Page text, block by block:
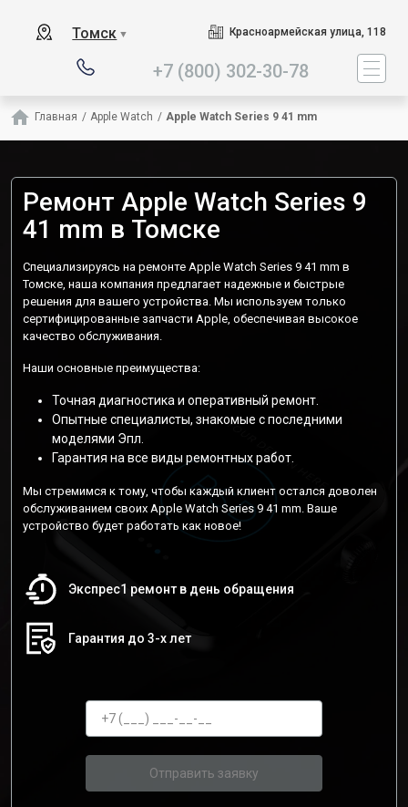
Томск ▼ Красноармейская улица, 118
+7 (800) 302-30-78
Главная / Apple Watch / Apple Watch Series 9 41 mm
Ремонт Apple Watch Series 9
41 mm в Томске
Специализируясь на ремонте Apple Watch Series 9 41 mm в
Томске, наша компания предлагает надежные и быстрые
решения для вашего устройства. Мы используем только
сертифицированные запчасти Apple, обеспечивая высокое
качество обслуживания.
Наши основные преимущества:
Точная диагностика и оперативный ремонт.
Опытные специалисты, знакомые с последними
моделями Эпл.
Гарантия на все виды ремонтных работ.
Мы стремимся к тому, чтобы каждый клиент остался доволен
обслуживанием своих Apple Watch Series 9 41 mm. Ваше
устройство будет работать как новое!
Экспрес1 ремонт в день обращения
Гарантия до 3-х лет
Отправить заявку